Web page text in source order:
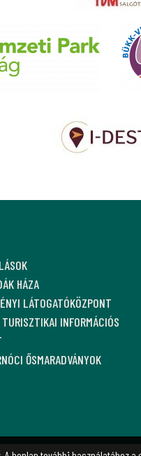
HÁZA
LÁTOGATÓKÖZPONT
INFORMÁCIÓS
ŐSMARADVÁNYOK